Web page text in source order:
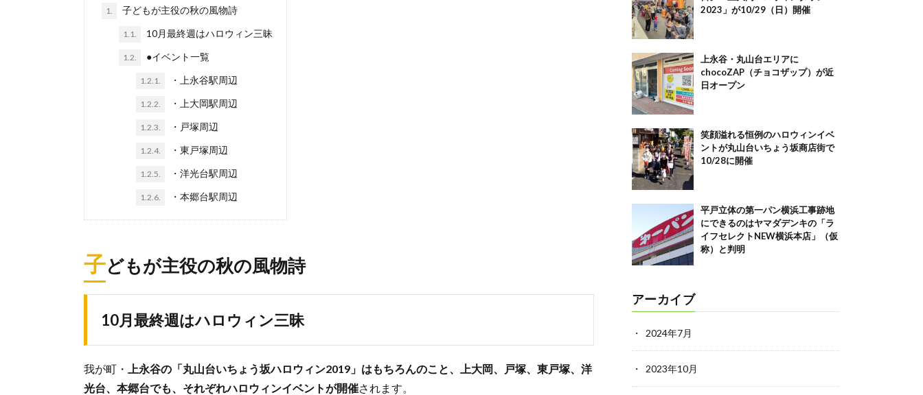
1. 子どもが主役の秋の風物詩
1.1. 10月最終週はハロウィン三昧
1.2. ●イベント一覧
1.2.1. ・上永谷駅周辺
1.2.2. ・上大岡駅周辺
1.2.3. ・戸塚周辺
1.2.4. ・東戸塚周辺
1.2.5. ・洋光台駅周辺
1.2.6. ・本郷台駅周辺
子どもが主役の秋の風物詩
10月最終週はハロウィン三昧
我が町・
上永谷の「丸山台いちょう坂ハロウィン2019」はもちろんのこと、上大岡、戸塚、東戸塚、洋
光台、本郷台でも、それぞれハロウィンイベントが開催されます。
2023」が10/29（日）開催
上永谷・丸山台エリアに
chocoZAP（チョコザップ）が近
日オープン
笑顔溢れる恒例のハロウィンイベ
ントが丸山台いちょう坂商店街で
10/28に開催
平戸立体の第一パン横浜工事跡地
にできるのはヤマダデンキの「ラ
イフセレクトNEW横浜本店」（仮
称）と判明
アーカイブ
2024年7月
2023年10月